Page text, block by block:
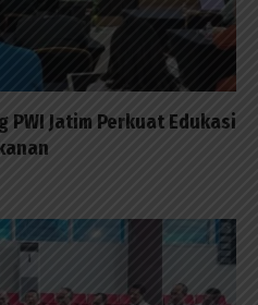
PWI Jatim Perkuat Edukasi